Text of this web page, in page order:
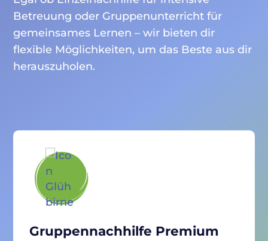
Betreuung oder Gruppenunterricht für
gemeinsames Lernen – wir bieten dir
flexible Möglichkeiten, um das Beste aus dir
herauszuholen.
Gruppennachhilfe Premium